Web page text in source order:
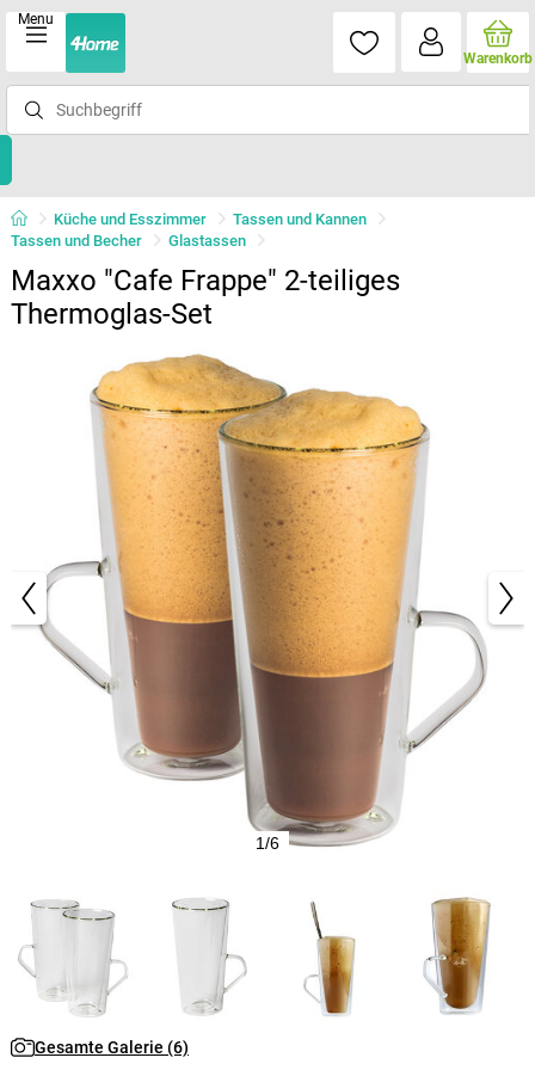
Menu
Warenkorb
Küche und Esszimmer
Tassen und Kannen
Tassen und Becher
Glastassen
Maxxo "Cafe Frappe" 2-teiliges
Thermoglas-Set
1/6
Gesamte Galerie (6)